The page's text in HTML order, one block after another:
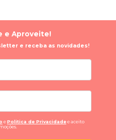
e Aproveite!
e receba as novidades!
ePolitica de Privacidadee aceito